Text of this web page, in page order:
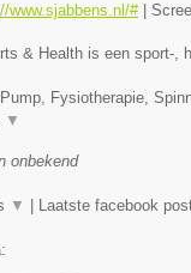
www.sjabbens.nl/#|
& Health is een sport-,
Fysiotherapie,
▼
onbekend
▼ Laatste facebook